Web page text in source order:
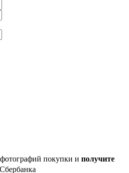
фотографий покупки и получите